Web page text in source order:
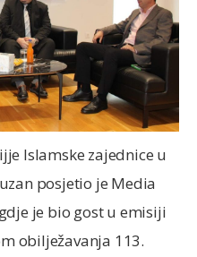
Islamske zajednice u
posjetio je Media
je bio gost u emisiji
obilježavanja 113.